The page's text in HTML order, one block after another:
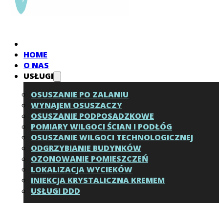
HOME
O NAS
USŁUGI
OSUSZANIE PO ZALANIU
WYNAJEM OSUSZACZY
OSUSZANIE PODPOSADZKOWE
POMIARY WILGOCI ŚCIAN I PODŁÓG
OSUSZANIE WILGOCI TECHNOLOGICZNEJ
ODGRZYBIANIE BUDYNKÓW
OZONOWANIE POMIESZCZEŃ
LOKALIZACJA WYCIEKÓW
INIEKCJA KRYSTALICZNA KREMEM
USŁUGI DDD